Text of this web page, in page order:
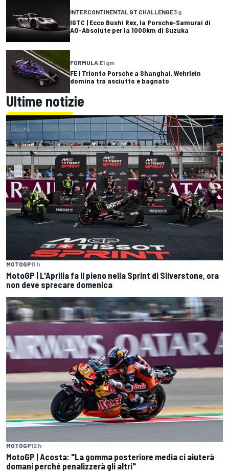
INTERCONTINENTAL GT CHALLENGE3 g
IGTC | Ecco Bushi Rex, la Porsche-Samurai di
AO-Absolute per la 1000km di Suzuka
FORMULA E1 gm
FE | Trionfo Porsche a Shanghai, Wehrlein
domina tra asciutto e bagnato
Ultime notizie
MOTOGP11 h
MotoGP | L'Aprilia fa il pieno nella Sprint di Silverstone, ora
non deve sprecare domenica
MOTOGP12 h
MotoGP | Acosta: "La gomma posteriore media ci aiuterà
domani perché penalizzerà gli altri"